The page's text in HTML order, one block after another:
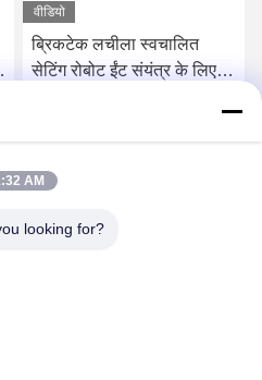
वीडियो
ब्रिकटेक लचीला स्वचालित
सेटिंग रोबोट ईंट संयंत्र के लिए
सबसे अच्छी कीमत पाएं
AM
looking for?